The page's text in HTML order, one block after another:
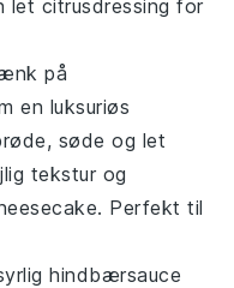
let citrusdressing for
på
en luksuriøs
søde og let
tekstur og
. Perfekt til
hindbærsauce